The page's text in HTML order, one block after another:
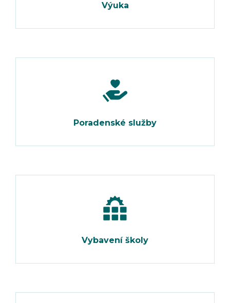
Výuka
Poradenské služby
Vybavení školy